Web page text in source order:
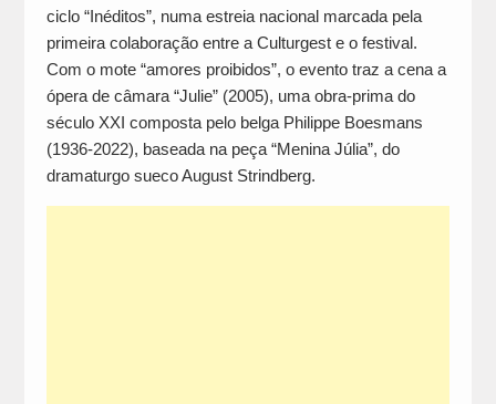
ciclo “Inéditos”, numa estreia nacional marcada pela
primeira colaboração entre a Culturgest e o festival.
Com o mote “amores proibidos”, o evento traz a cena a
ópera de câmara “Julie” (2005), uma obra-prima do
século XXI composta pelo belga Philippe Boesmans
(1936-2022), baseada na peça “Menina Júlia”, do
dramaturgo sueco August Strindberg.